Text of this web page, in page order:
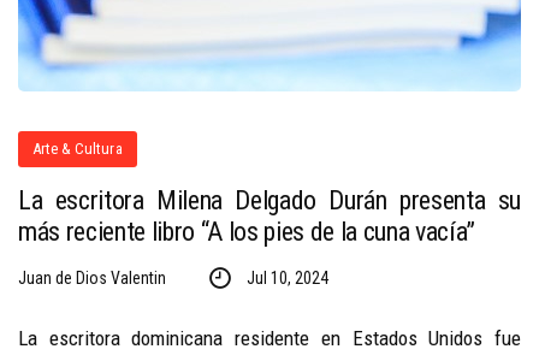
Arte & Cultura
La escritora Milena Delgado Durán presenta su
más reciente libro “A los pies de la cuna vacía”
Juan de Dios Valentin Jul 10, 2024
La escritora dominicana residente en Estados Unidos fue